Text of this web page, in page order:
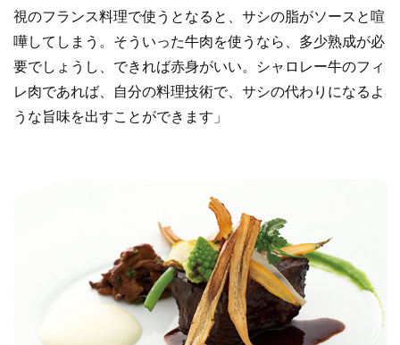
視のフランス料理で使うとなると、サシの脂がソースと喧
嘩してしまう。そういった牛肉を使うなら、多少熟成が必
要でしょうし、できれば赤身がいい。シャロレー牛のフィ
レ肉であれば、自分の料理技術で、サシの代わりになるよ
うな旨味を出すことができます」